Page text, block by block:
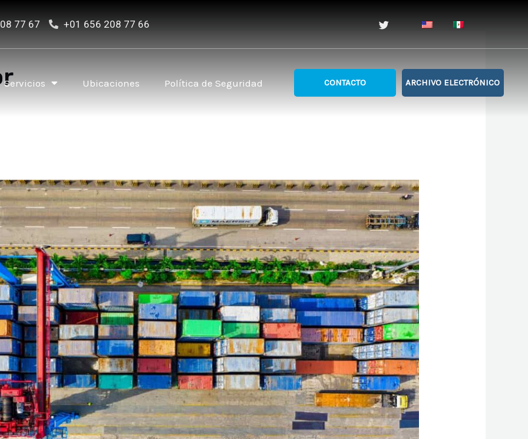
77 67 +01 656 208 77 66
Servicios Ubicaciones Política de Seguridad CONTACTO ARCHIVO ELECTRÓNICO